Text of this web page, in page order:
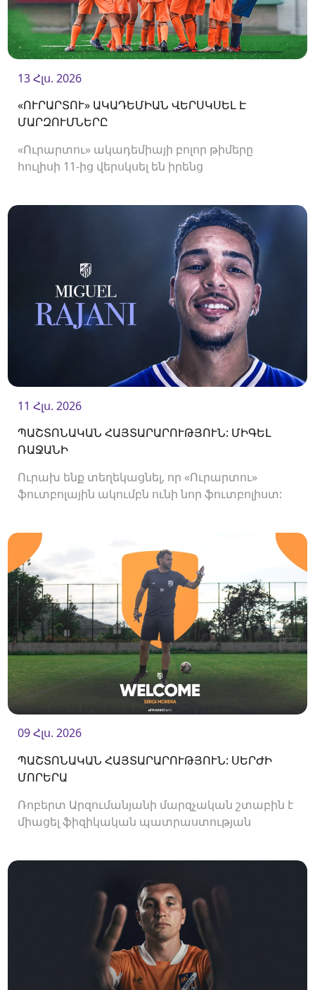
13 Հլս. 2026
«ՈՒՐԱՐՏՈՒ» ԱԿԱԴԵՄԻԱՆ ՎԵՐՍԿՍԵԼ Է
ՄԱՐԶՈՒՄՆԵՐԸ
«Ուրարտու» ակադեմիայի բոլոր թիմերը
հուլիսի 11-ից վերսկսել են իրենց
11 Հլս. 2026
ՊԱՇՏՈՆԱԿԱՆ ՀԱՅՏԱՐԱՐՈՒԹՅՈՒՆ: ՄԻԳԵԼ
ՌԱՋԱՆԻ
Ուրախ ենք տեղեկացնել, որ «Ուրարտու»
ֆուտբոլային ակումբն ունի նոր ֆուտբոլիստ:
09 Հլս. 2026
ՊԱՇՏՈՆԱԿԱՆ ՀԱՅՏԱՐԱՐՈՒԹՅՈՒՆ: ՍԵՐԺԻ
ՄՈՐԵՐԱ
Ռոբերտ Արզումանյանի մարզչական շտաբին է
միացել ֆիզիկական պատրաստության